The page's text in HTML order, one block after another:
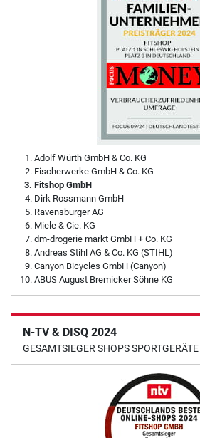
Adolf Würth GmbH & Co. KG
Fischerwerke GmbH & Co. KG
Fitshop GmbH
Dirk Rossmann GmbH
Ravensburger AG
Miele & Cie. KG
dm-drogerie markt GmbH + Co. KG
Andreas Stihl AG & Co. KG (STIHL)
Canyon Bicycles GmbH (Canyon)
ABUS August Bremicker Söhne KG
N-TV & DISQ 2024
GESAMTSIEGER SHOPS SPORTGERÄTE